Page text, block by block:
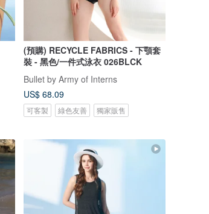
(預購) RECYCLE FABRICS - 下顎套
裝 - 黑色/一件式泳衣 026BLCK
Bullet by Army of Interns
US$ 68.09
可客製 綠色友善 獨家販售